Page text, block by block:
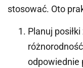
stosować. Oto
Planuj
odpowiednie